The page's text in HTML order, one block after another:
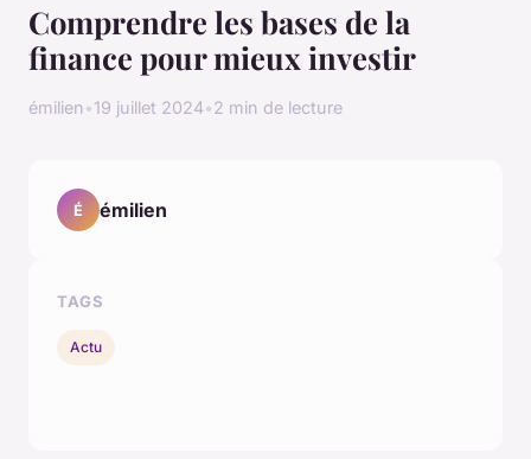
Comprendre les bases de la
finance pour mieux investir
émilien•19 juillet 2024•2 min de lecture
É émilien
TAGS
Actu